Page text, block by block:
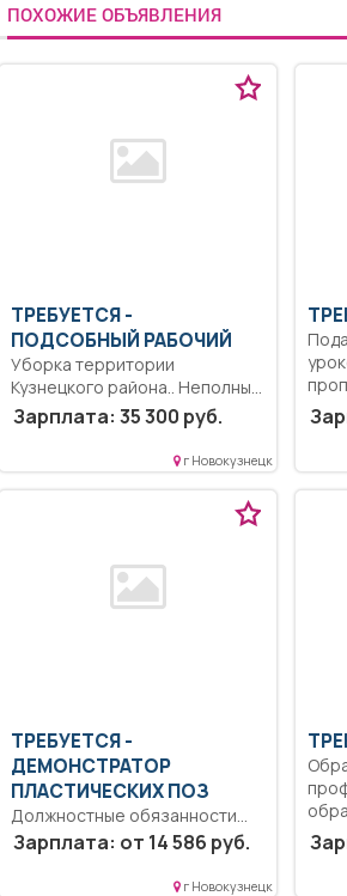
ПОХОЖИЕ ОБЪЯВЛЕНИЯ
ТРЕБУЕТСЯ -
ПОДСОБНЫЙ РАБОЧИЙ
Уборка территории
Кузнецкого района.. Неполный
рабочий день/неполная
рабочая неделя..
Зарплата: 35 300 руб.
г Новокузнецк
ТРЕБУЕТСЯ -
ДЕМОНСТРАТОР
ПЛАСТИЧЕСКИХ ПОЗ
Должностные обязанности
демонстратора пластических
поз Демонстратор
пластических поз выполняет...
Зарплата: от 14 586 руб.
г Новокузнецк